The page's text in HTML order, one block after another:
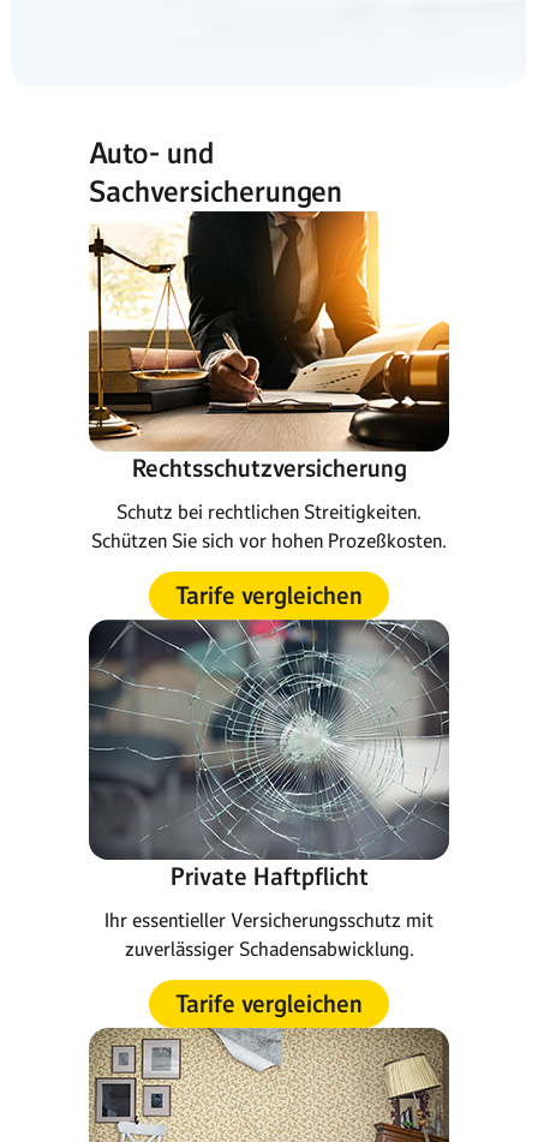
Auto- und
Sachversicherungen
Rechtsschutzversicherung
Schutz bei rechtlichen Streitigkeiten.
Schützen Sie sich vor hohen Prozeßkosten.
Tarife vergleichen
Private Haftpflicht
Ihr essentieller Versicherungsschutz mit
zuverlässiger Schadensabwicklung.
Tarife vergleichen